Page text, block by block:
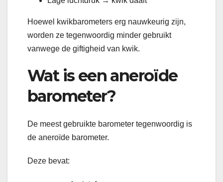
Hoewel kwikbarometers erg nauwkeurig zijn,
worden ze tegenwoordig minder gebruikt
vanwege de giftigheid van kwik.
Wat is een aneroïde
barometer?
De meest gebruikte barometer tegenwoordig is
de aneroïde barometer.
Deze bevat: